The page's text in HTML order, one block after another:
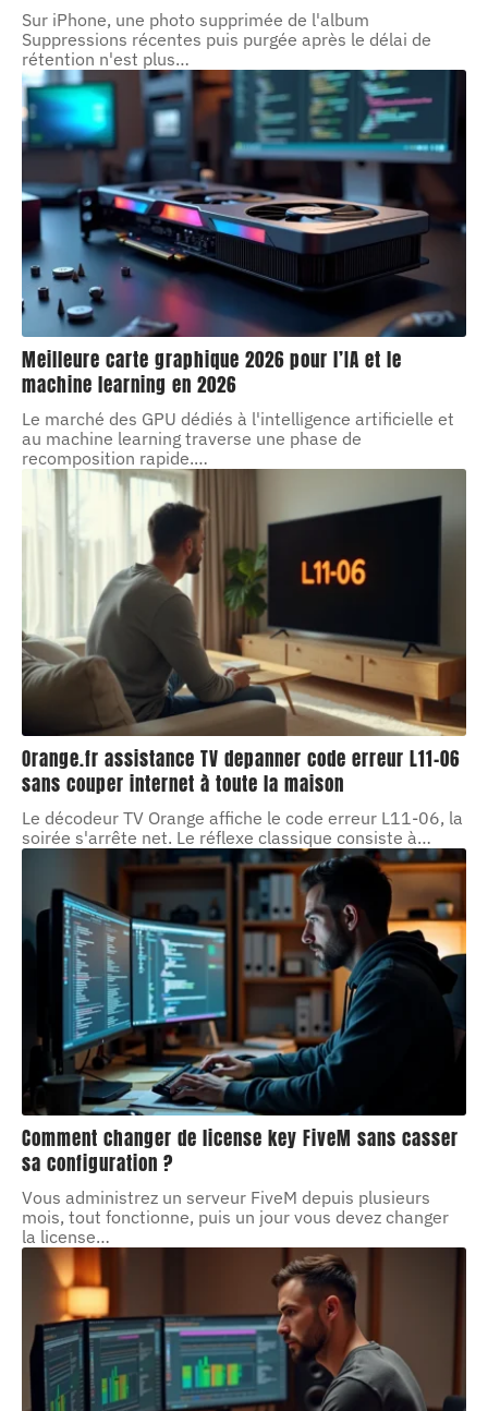
Sur iPhone, une photo supprimée de l'album
Suppressions récentes puis purgée après le délai de
rétention n'est plus…
Meilleure carte graphique 2026 pour l’IA et le
machine learning en 2026
Le marché des GPU dédiés à l'intelligence artificielle et
au machine learning traverse une phase de
recomposition rapide.…
Orange.fr assistance TV depanner code erreur L11-06
sans couper internet à toute la maison
Le décodeur TV Orange affiche le code erreur L11-06, la
soirée s'arrête net. Le réflexe classique consiste à…
Comment changer de license key FiveM sans casser
sa configuration ?
Vous administrez un serveur FiveM depuis plusieurs
mois, tout fonctionne, puis un jour vous devez changer
la license…